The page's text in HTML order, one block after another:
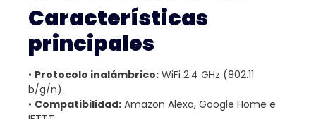
Características
principales
• Protocolo inalámbrico: WiFi 2.4 GHz (802.11
b/g/n).
• Compatibilidad: Amazon Alexa, Google Home e